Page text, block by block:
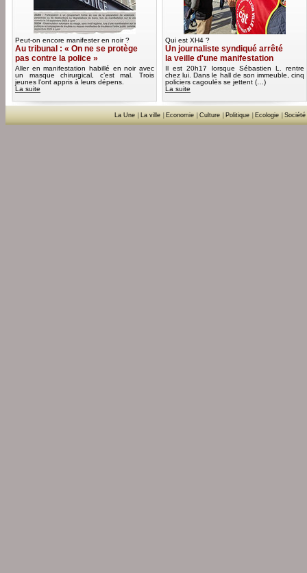
Peut-on encore manifester en noir ?
Au tribunal : « On ne se protège
pas contre la police »
Aller en manifestation habillé en noir avec
un masque chirurgical, c’est mal. Trois
jeunes l’ont appris à leurs dépens.
La suite
Qui est XH4 ?
Un journaliste syndiqué arrêté
la veille d'une manifestation
Il est 20h17 lorsque Sébastien L. rentre
chez lui. Dans le hall de son immeuble, cinq
policiers cagoulés se jettent (…)
La suite
La Une La ville Economie Culture Politique Ecologie Société